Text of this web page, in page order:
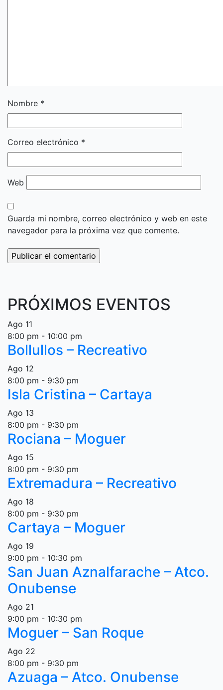
Nombre *
Correo electrónico *
Web
Guarda mi nombre, correo electrónico y web en este
navegador para la próxima vez que comente.
PRÓXIMOS EVENTOS
Ago 11
8:00 pm - 10:00 pm
Bollullos – Recreativo
Ago 12
8:00 pm - 9:30 pm
Isla Cristina – Cartaya
Ago 13
8:00 pm - 9:30 pm
Rociana – Moguer
Ago 15
8:00 pm - 9:30 pm
Extremadura – Recreativo
Ago 18
8:00 pm - 9:30 pm
Cartaya – Moguer
Ago 19
9:00 pm - 10:30 pm
San Juan Aznalfarache – Atco.
Onubense
Ago 21
9:00 pm - 10:30 pm
Moguer – San Roque
Ago 22
8:00 pm - 9:30 pm
Azuaga – Atco. Onubense